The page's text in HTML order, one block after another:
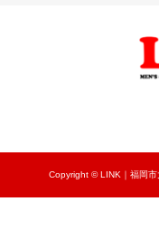
Copyright © LINK｜福岡市